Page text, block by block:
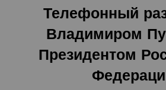
Телефонный
Владимиром
Президентом